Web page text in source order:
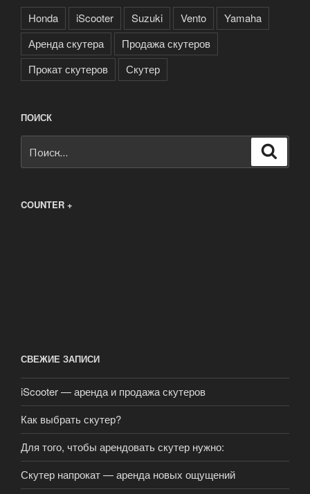
Honda iScooter Suzuki Vento
Yamaha
Аренда скутера
Продажа скутеров
Прокат скутеров
Скутер
ПОИСК
COUNTER +
СВЕЖИЕ ЗАПИСИ
iScooter — аренда и продажа скутеров
Как выбрать скутер?
Для того, чтобы арендовать скутер нужно:
Скутер напрокат — аренда новых ощущений